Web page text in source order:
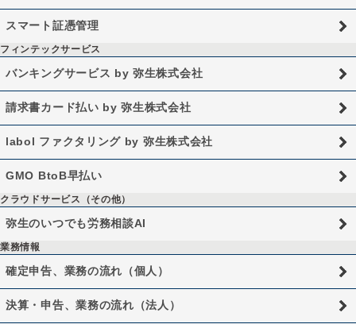
スマート証憑管理
フィンテックサービス
バンキングサービス by 弥生株式会社
請求書カード払い by 弥生株式会社
labol ファクタリング by 弥生株式会社
GMO BtoB早払い
クラウドサービス（その他）
弥生のいつでも労務相談AI
業務情報
確定申告、業務の流れ（個人）
決算・申告、業務の流れ（法人）